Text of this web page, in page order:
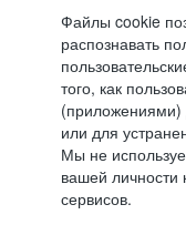
Файлы cookie
распознавать
того, как
(приложениями)
или для
Мы не
вашей личности
сервисов.